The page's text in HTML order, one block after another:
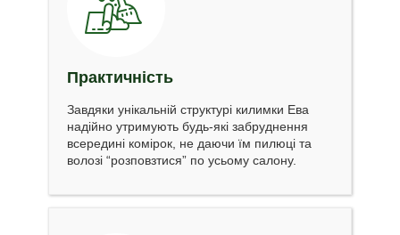
Практичність
Завдяки унікальній структурі килимки Ева
надійно утримують будь-які забруднення
всередині комірок, не даючи їм пилюці та
волозі “розповзтися” по усьому салону.